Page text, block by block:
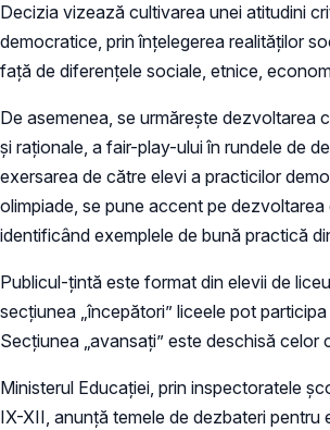
Decizia vizează cultivarea unei atitudini
democratice, prin înţelegerea realităţilor
faţă de diferenţele sociale, etnice,
De asemenea, se urmărește dezvoltarea
şi raţionale, a fair-play-ului în rundele de
exersarea de către elevi a practicilor
olimpiade, se pune accent pe
identificând exemplele de bună practică
Publicul-țintă este format din elevii de
secţiunea „începători” liceele pot
Secţiunea „avansaţi” este deschisă
Ministerul Educației, prin inspectoratele
IX-XII, anunță temele de dezbateri pentru